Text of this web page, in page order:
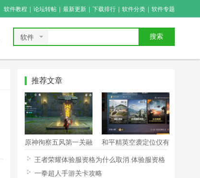
软件教程 | 论坛转帖 | 最新更新 | 下载排行 | 软件分类 | 软件专题
软件 搜索
推荐文章
原神徇察五风第一关融
风之境攻略
和平精英空袭定位仪有
什么用 空袭定位仪怎
王者荣耀体验服资格为什么取消 体验服资格
被取消可以恢复吗
一拳超人手游关卡攻略